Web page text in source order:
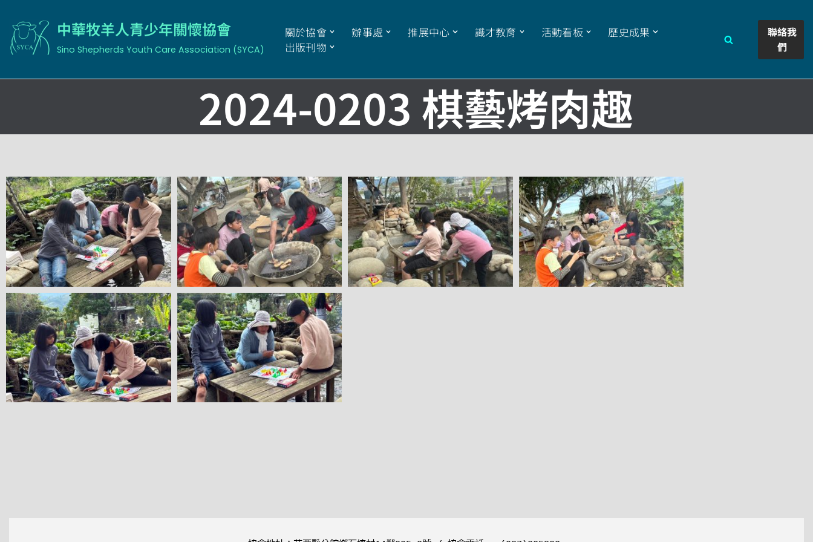
Skip
to
中華牧羊人青少年關懷協會
Sino Shepherds Youth Care Association (SYCA)
關於協會 辦事處 推展中心 識才教育 活動看板
歷史成果
出版刊物
聯絡我
們
2024-0203 棋藝烤肉趣